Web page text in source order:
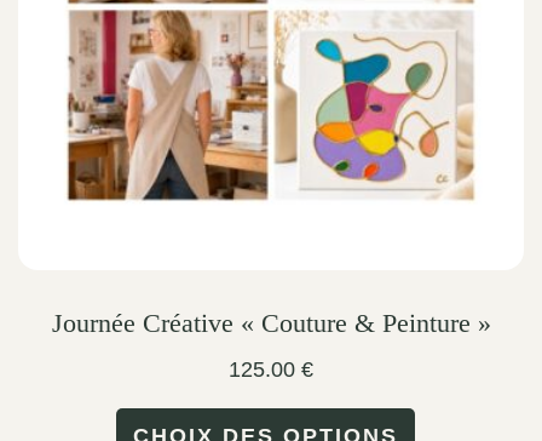
chosen
on
the
product
page
Journée Créative « Couture & Peinture »
125.00 €
CHOIX DES OPTIONS